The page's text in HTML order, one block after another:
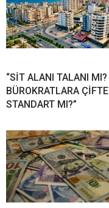
“SİT ALANI TALANI MI?
BÜROKRATLARA ÇİFTE
STANDART MI?”